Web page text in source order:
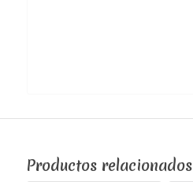
Productos relacionados